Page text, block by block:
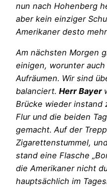
nun nach Hohenberg
aber kein einziger
Amerikaner desto
Am nächsten Morgen
einigen, worunter
Aufräumen. Wir sind
balanciert. Herr Bayer
Brücke wieder instand
Flur und die beiden
gemacht. Auf der
Zigarettenstummel,
stand eine Flasche
die Amerikaner nicht
hauptsächlich im